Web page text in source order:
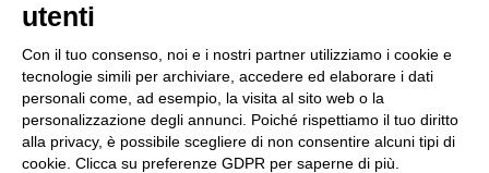
I nostri punti di ritiro e spedizione pacchi nelle
maggiori città italiane
Torino|Milano|Roma|Bologna|Firenze| Genova
Napoli|Varese
utenti
Con il tuo consenso, noi e i nostri partner utilizziamo i cookie e
tecnologie simili per archiviare, accedere ed elaborare i dati
personali come, ad esempio, la visita al sito web o la
personalizzazione degli annunci. Poiché rispettiamo il tuo diritto
alla privacy, è possibile scegliere di non consentire alcuni tipi di
cookie. Clicca su preferenze GDPR per saperne di più.